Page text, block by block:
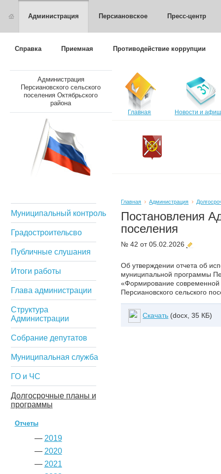
Администрация Персиановское Пресс-центр
Справка Приемная Противодействие коррупции
Администрация
Персиановского сельского
поселения Октябрьского
района
Главная Новости и
Муниципальный контроль
Градостроительсво
Публичные слушания
Итоги работы
Глава администрации
Структура
Администрации
Собрание депутатов
Муниципальная служба
ГО и ЧС
Долгосрочные планы и
программы
Отчеты
— 2019
— 2020
— 2021
Главная Администрация
Постановления
поселения
№ 42 от 05.02.2026
Об утверждении отчета об
муниципальной программы
«Формирование современной
Персиановского сельского
Скачать (docx, 35 КБ)